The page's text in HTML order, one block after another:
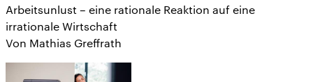
Arbeitsunlust – eine rationale Reaktion auf eine
irrationale Wirtschaft
Von Mathias Greffrath